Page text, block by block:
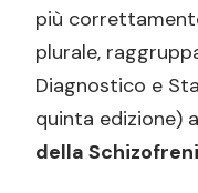
più
plurale,
Diagnostico e
quinta edizione)
della